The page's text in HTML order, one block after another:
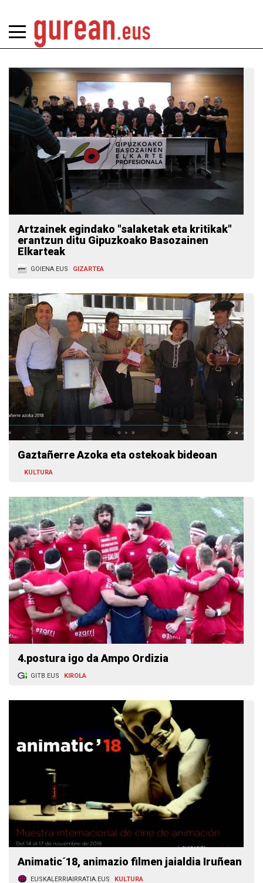
Artzainek egindako "salaketak eta kritikak"
erantzun ditu Gipuzkoako Basozainen
Elkarteak
GOIENA.EUS GIZARTEA
Gaztañerre Azoka eta ostekoak bideoan
KULTURA
4.postura igo da Ampo Ordizia
GITB.EUS KIROLA
Animatic´18, animazio filmen jaialdia Iruñean
EUSKALERRIAIRRATIA.EUS KULTURA